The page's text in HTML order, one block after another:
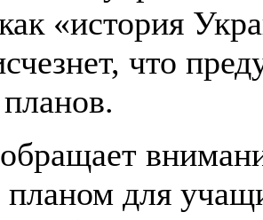
«история
что
для